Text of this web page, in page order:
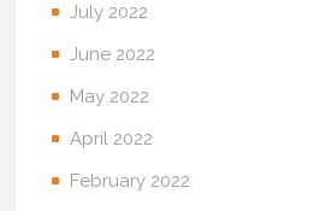
July 2022
June 2022
May 2022
April 2022
February 2022